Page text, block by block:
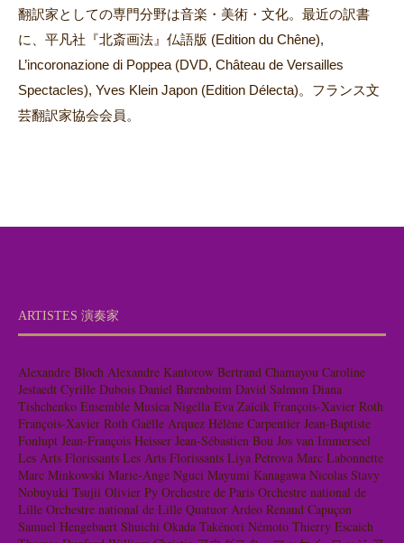
翻訳家としての専門分野は音楽・美術・文化。最近の訳書
に、平凡社『北斎画法』仏語版 (Edition du Chêne),
L’incoronazione di Poppea (DVD, Château de Versailles
Spectacles), Yves Klein Japon (Edition Délecta)。フランス文
芸翻訳家協会会員。
ARTISTES 演奏家
Alexandre Bloch Alexandre Kantorow Bertrand Chamayou Caroline
Jestaedt Cyrille Dubois Daniel Barenboim David Salmon Diana
Tishchenko Ensemble Musica Nigella Eva Zaïcik François-Xavier Roth
François-Xavier Roth Gaëlle Arquez Hélène Carpentier Jean-Baptiste
Fonlupt Jean-François Heisser Jean-Sébastien Bou Jos van Immerseel
Les Arts Florissants Les Arts Florissants Liya Petrova Marc Labonnette
Marc Minkowski Marie-Ange Nguci Mayumi Kanagawa Nicolas Stavy
Nobuyuki Tsujii Olivier Py Orchestre de Paris Orchestre national de
Lille Orchestre national de Lille Quatuor Ardeo Renaud Capuçon
Samuel Hengebaert Shuichi Okada Takénori Némoto Thierry Escaich